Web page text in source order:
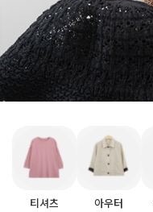
티셔츠 아우터